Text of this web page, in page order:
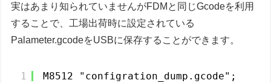
実はあまり知られていませんがFDMと同じGcodeを利用
することで、工場出荷時に設定されている
Palameter.gcodeをUSBに保存することができます。
1 M8512 "configration_dump.gcode";